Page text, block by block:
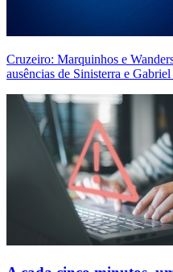
Cruzeiro: Marquinhos e
ausências de Sinisterra e Gabriel